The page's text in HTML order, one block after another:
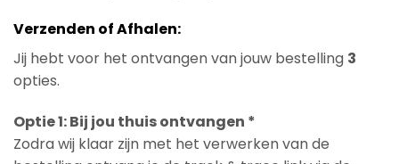
Verzenden of Afhalen:
Jij hebt voor het ontvangen van jouw bestelling 3
opties.
Optie 1: Bij jou thuis ontvangen *
Zodra wij klaar zijn met het verwerken van de